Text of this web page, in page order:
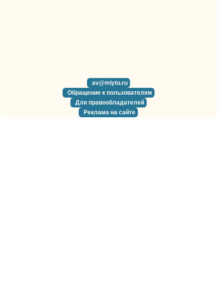
av@miyto.ru
Обращение к пользователям
Для правообладателей
Реклама на сайте